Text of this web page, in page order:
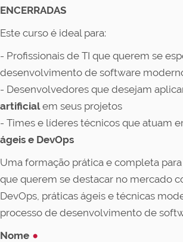
ENCERRADAS
Este curso é ideal para:
- Profissionais de TI que querem se
desenvolvimento de software
- Desenvolvedores que desejam
artificialem seus projetos
- Times e líderes técnicos que atuam
ágeis e DevOps
Uma formação prática e completa
que querem se destacar no mercado
DevOps, práticas ágeis e técnicas
processo de desenvolvimento de
Nome